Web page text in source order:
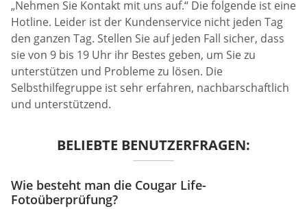
„Nehmen Sie Kontakt mit uns auf.“ Die folgende ist eine
Hotline. Leider ist der Kundenservice nicht jeden Tag
den ganzen Tag. Stellen Sie auf jeden Fall sicher, dass
sie von 9 bis 19 Uhr ihr Bestes geben, um Sie zu
unterstützen und Probleme zu lösen. Die
Selbsthilfegruppe ist sehr erfahren, nachbarschaftlich
und unterstützend.
BELIEBTE BENUTZERFRAGEN:
Wie besteht man die Cougar Life-
Fotoüberprüfung?